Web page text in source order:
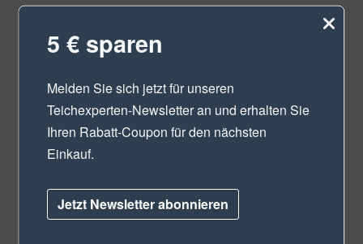
5 € sparen
Melden Sie sich jetzt für unseren
Teichexperten-Newsletteran und erhalten Sie
Ihren Rabatt-Coupon für den nächsten
Einkauf.
Jetzt Newsletter abonnieren